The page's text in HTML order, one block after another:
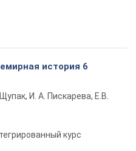
история 6
И. А. Пискарева, Е.В.
курс